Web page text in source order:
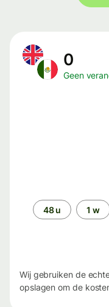
0
Geen
Periode48 u 1 w
Wij gebruiken de
opslagen om de